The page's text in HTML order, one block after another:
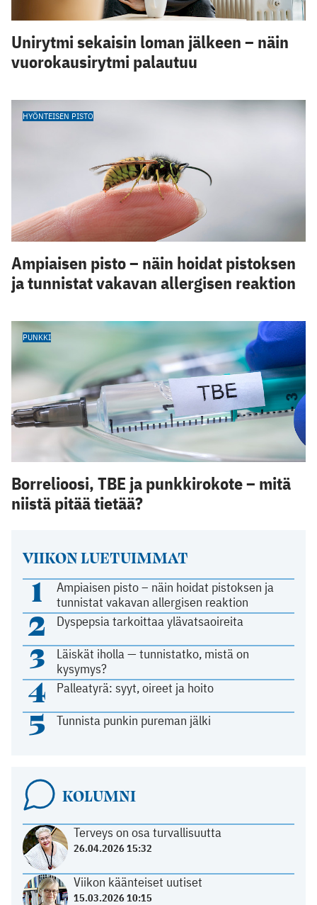
VIIKON LUETUIMMAT
1
Ampiaisen pisto – näin hoidat pistoksen ja
tunnistat vakavan allergisen reaktion
2 Dyspepsia tarkoittaa ylävatsaoireita
3
Läiskät iholla — tunnistatko, mistä on
kysymys?
4 Palleatyrä: syyt, oireet ja hoito
5 Tunnista punkin pureman jälki
KOLUMNI
Terveys on osa turvallisuutta
26.04.2026 15:32
Viikon käänteiset uutiset
15.03.2026 10:15
Unirytmi sekaisin loman jälkeen – näin
vuorokausirytmi palautuu
HYÖNTEISEN PISTO
Ampiaisen pisto – näin hoidat pistoksen
ja tunnistat vakavan allergisen reaktion
PUNKKI
Borrelioosi, TBE ja punkkirokote – mitä
niistä pitää tietää?